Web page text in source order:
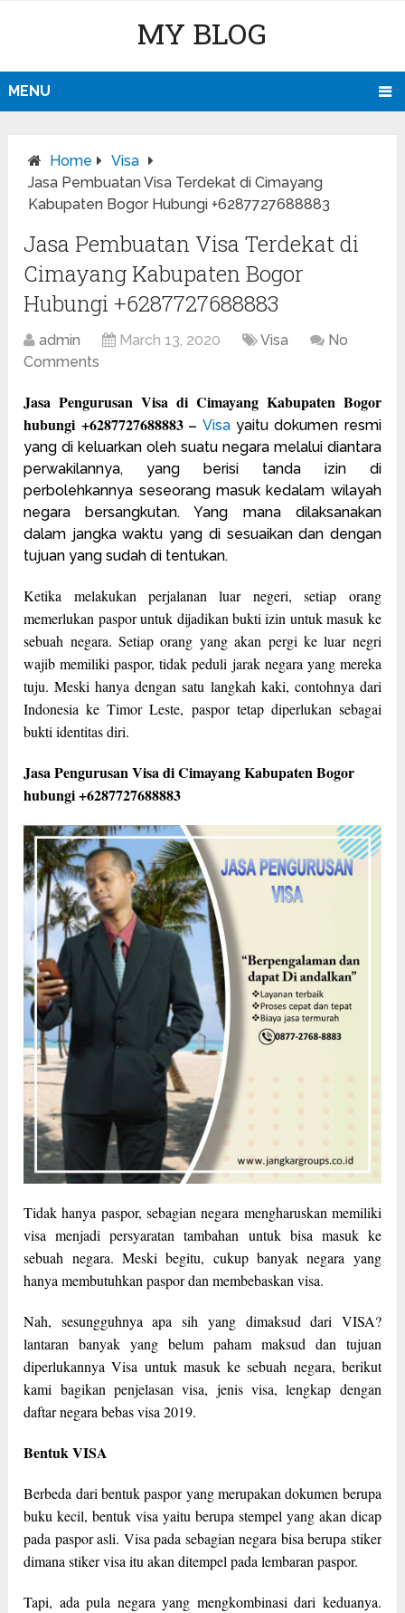
MY BLOG
MENU
Home
Visa
Jasa Pembuatan Visa Terdekat di Cimayang
Kabupaten Bogor Hubungi +6287727688883
Jasa Pembuatan Visa Terdekat di
Cimayang Kabupaten Bogor
Hubungi +6287727688883
admin March 13, 2020 Visa
No
Comments
Jasa Pengurusan Visa di Cimayang Kabupaten Bogor
hubungi +6287727688883 – Visayaitu dokumen resmi
yang di keluarkan oleh suatu negara melalui diantara
perwakilannya, yang berisi tanda izin di
perbolehkannya seseorang masuk kedalam wilayah
negara bersangkutan. Yang mana dilaksanakan
dalam jangka waktu yang di sesuaikan dan dengan
tujuan yang sudah di tentukan.
Ketika melakukan perjalanan luar negeri, setiap orang
memerlukan paspor untuk dijadikan bukti izin untuk masuk ke
sebuah negara. Setiap orang yang akan pergi ke luar negri
wajib memiliki paspor, tidak peduli jarak negara yang mereka
tuju. Meski hanya dengan satu langkah kaki, contohnya dari
Indonesia ke Timor Leste, paspor tetap diperlukan sebagai
bukti identitas diri.
Jasa Pengurusan Visa di Cimayang Kabupaten Bogor
hubungi +6287727688883
Tidak hanya paspor, sebagian negara mengharuskan memiliki
visa menjadi persyaratan tambahan untuk bisa masuk ke
sebuah negara. Meski begitu, cukup banyak negara yang
hanya membutuhkan paspor dan membebaskan visa.
Nah, sesungguhnya apa sih yang dimaksud dari VISA?
lantaran banyak yang belum paham maksud dan tujuan
diperlukannya Visa untuk masuk ke sebuah negara, berikut
kami bagikan penjelasan visa, jenis visa, lengkap dengan
daftar negara bebas visa 2019.
Bentuk VISA
Berbeda dari bentuk paspor yang merupakan dokumen berupa
buku kecil, bentuk visa yaitu berupa stempel yang akan dicap
pada paspor asli. Visa pada sebagian negara bisa berupa stiker
dimana stiker visa itu akan ditempel pada lembaran paspor.
Tapi, ada pula negara yang mengkombinasi dari keduanya.